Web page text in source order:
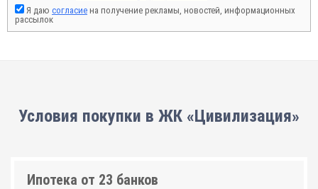
Я даю согласие на получение рекламы, новостей, информационных
рассылок
Условия покупки в ЖК «Цивилизация»
Ипотека от 23 банков